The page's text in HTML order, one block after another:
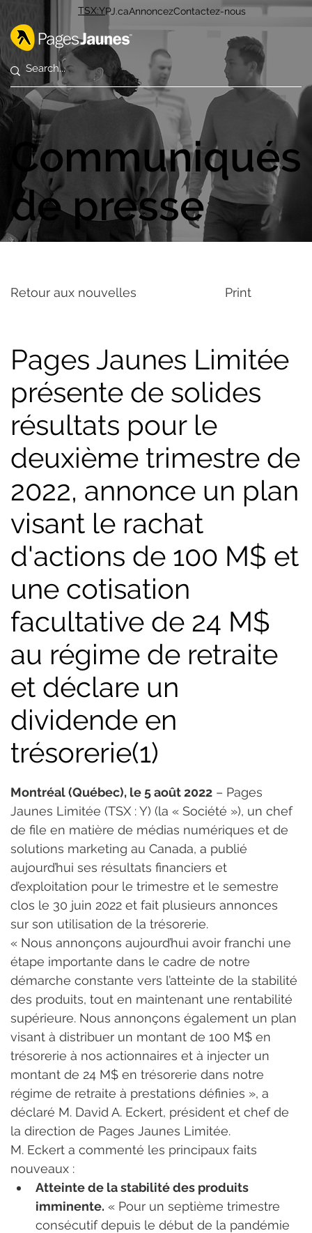
TSX:Y AnnoncezContactez-nous
PJ.ca
Communiqués
de presse
Retour aux nouvelles Print
Montréal (Québec), le 5 août 2022 – Pages
Jaunes Limitée (TSX : Y) (la « Société »), un chef
de file en matière de médias numériques et de
solutions marketing au Canada, a publié
aujourd’hui ses résultats financiers et
d’exploitation pour le trimestre et le semestre
clos le 30 juin 2022 et fait plusieurs annonces
sur son utilisation de la trésorerie.
« Nous annonçons aujourd’hui avoir franchi une
étape importante dans le cadre de notre
démarche constante vers l’atteinte de la stabilité
des produits, tout en maintenant une rentabilité
supérieure. Nous annonçons également un plan
visant à distribuer un montant de 100 M$ en
trésorerie à nos actionnaires et à injecter un
montant de 24 M$ en trésorerie dans notre
régime de retraite à prestations définies », a
déclaré M. David A. Eckert, président et chef de
la direction de Pages Jaunes Limitée.
M. Eckert a commenté les principaux faits
nouveaux :
Atteinte de la stabilité des produits
imminente. « Pour un septième trimestre
consécutif depuis le début de la pandémie
Pages Jaunes Limitée
présente de solides
résultats pour le
deuxième trimestre de
2022, annonce un plan
visant le rachat
d'actions de 100 M$ et
une cotisation
facultative de 24 M$
au régime de retraite
et déclare un
dividende en
trésorerie(1)